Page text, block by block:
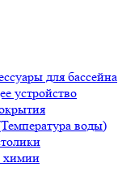
для бассейна
устройство
воды)
химии